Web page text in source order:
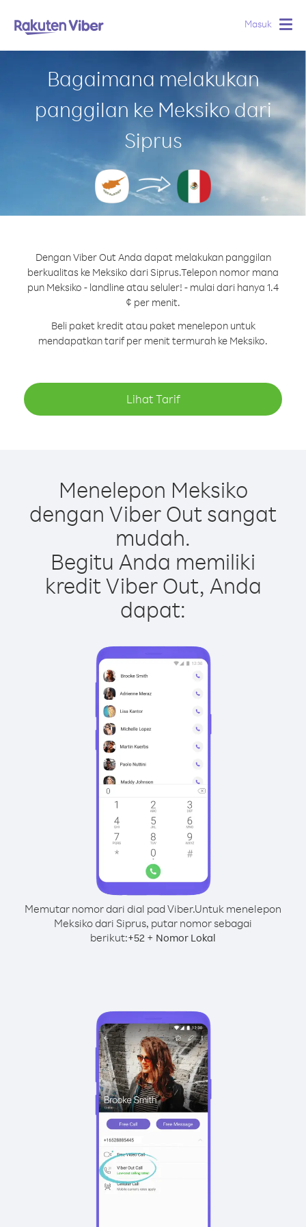
Masuk
Bagaimana melakukan
panggilan ke Meksiko dari
Siprus
Dengan Viber Out Anda dapat melakukan panggilan
berkualitas ke Meksiko dari Siprus.Telepon nomor mana
pun Meksiko - landline atau seluler! - mulai dari hanya 1.4
¢ per menit.
Beli paket kredit atau paket menelepon untuk
mendapatkan tarif per menit termurah ke Meksiko.
Lihat Tarif
Menelepon Meksiko
dengan Viber Out sangat
mudah.
Begitu Anda memiliki
kredit Viber Out, Anda
dapat:
Memutar nomor dari dial pad Viber.Untuk menelepon
Meksiko dari Siprus, putar nomor sebagai
berikut:+52 + Nomor Lokal